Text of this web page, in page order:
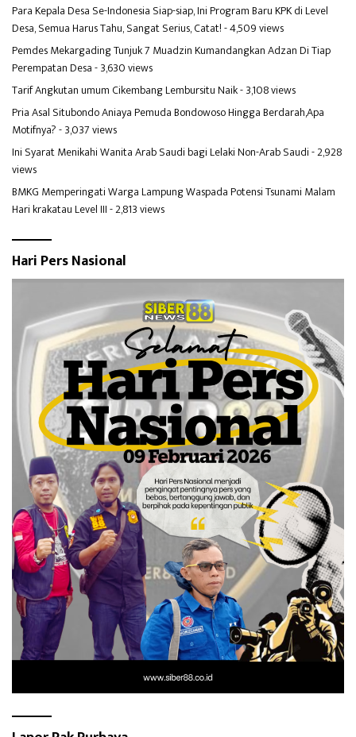
Para Kepala Desa Se-Indonesia Siap-siap, Ini Program Baru KPK di Level
Desa, Semua Harus Tahu, Sangat Serius, Catat!- 4,509 views
Pemdes Mekargading Tunjuk 7 Muadzin Kumandangkan Adzan Di Tiap
Perempatan Desa- 3,630 views
Tarif Angkutan umum Cikembang Lembursitu Naik- 3,108 views
Pria Asal Situbondo Aniaya Pemuda Bondowoso Hingga Berdarah,Apa
Motifnya?- 3,037 views
Ini Syarat Menikahi Wanita Arab Saudi bagi Lelaki Non-Arab Saudi- 2,928
views
BMKG Memperingati Warga Lampung Waspada Potensi Tsunami Malam
Hari krakatau Level III- 2,813 views
Hari Pers Nasional